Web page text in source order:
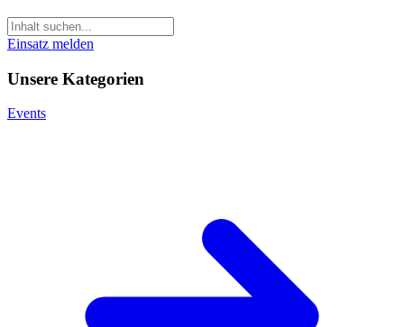
Einsatz melden
Unsere Kategorien
Events